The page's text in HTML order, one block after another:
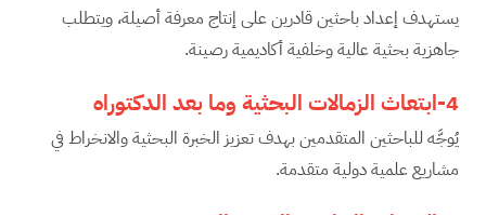
يستهدف إعداد باحثين قادرين على إنتاج معرفة أصيلة، ويتطلب
جاهزية بحثية عالية وخلفية أكاديمية رصينة.
4-ابتعاث الزمالات البحثية وما بعد الدكتوراه
يُوجَّه للباحثين المتقدمين بهدف تعزيز الخبرة البحثية والانخراط في
مشاريع علمية دولية متقدمة.